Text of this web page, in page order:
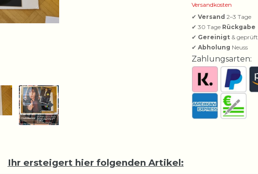
Versandkosten
✔ Versand 2–3 Tage
✔ 30 Tage Rückgabe
✔ Gereinigt & geprüft
✔ Abholung Neuss
Zahlungsarten:
Ihr ersteigert hier folgenden Artikel: